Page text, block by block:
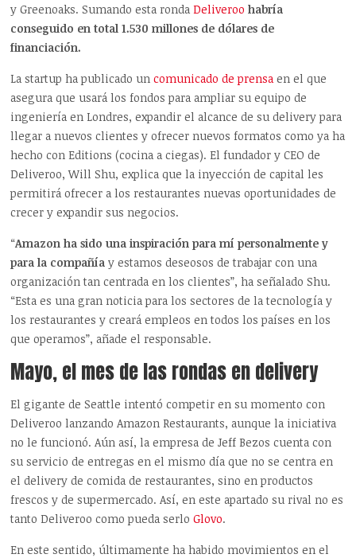
y Greenoaks. Sumando esta rondaDeliveroo habría
conseguido en total 1.530 millones de dólares de
financiación.
La startup ha publicado uncomunicado de prensa en el que
asegura que usará los fondos para ampliar su equipo de
ingeniería en Londres, expandir el alcance de su delivery para
llegar a nuevos clientes y ofrecer nuevos formatos como ya ha
hecho con Editions (cocina a ciegas). El fundador y CEO de
Deliveroo, Will Shu, explica que la inyección de capital les
permitirá ofrecer a los restaurantes nuevas oportunidades de
crecer y expandir sus negocios.
“Amazon ha sido una inspiración para mí personalmente y
para la compañía y estamos deseosos de trabajar con una
organización tan centrada en los clientes”, ha señalado Shu.
“Esta es una gran noticia para los sectores de la tecnología y
los restaurantes y creará empleos en todos los países en los
que operamos”, añade el responsable.
Mayo, el mes de las rondas en delivery
El gigante de Seattle intentó competir en su momento con
Deliveroo lanzando Amazon Restaurants, aunque la iniciativa
no le funcionó. Aún así, la empresa de Jeff Bezos cuenta con
su servicio de entregas en el mismo día que no se centra en
el delivery de comida de restaurantes, sino en productos
frescos y de supermercado. Así, en este apartado su rival no es
tanto Deliveroo como pueda serloGlovo.
En este sentido, últimamente ha habido movimientos en el